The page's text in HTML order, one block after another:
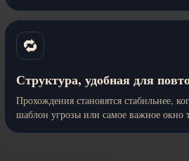
🔁
Структура, удобная для
Прохождения становятся стабильнее,
шаблон угрозы или самое важное окно